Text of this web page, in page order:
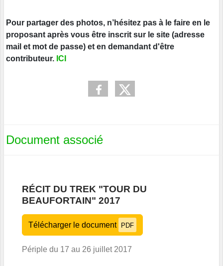
Pour partager des photos, n’hésitez pas à le faire en le
proposant après vous être inscrit sur le site (adresse
mail et mot de passe) et en demandant d'être
contributeur. ICI
Document associé
RÉCIT DU TREK "TOUR DU
BEAUFORTAIN" 2017
Télécharger le document PDF
Périple du 17 au 26 juillet 2017